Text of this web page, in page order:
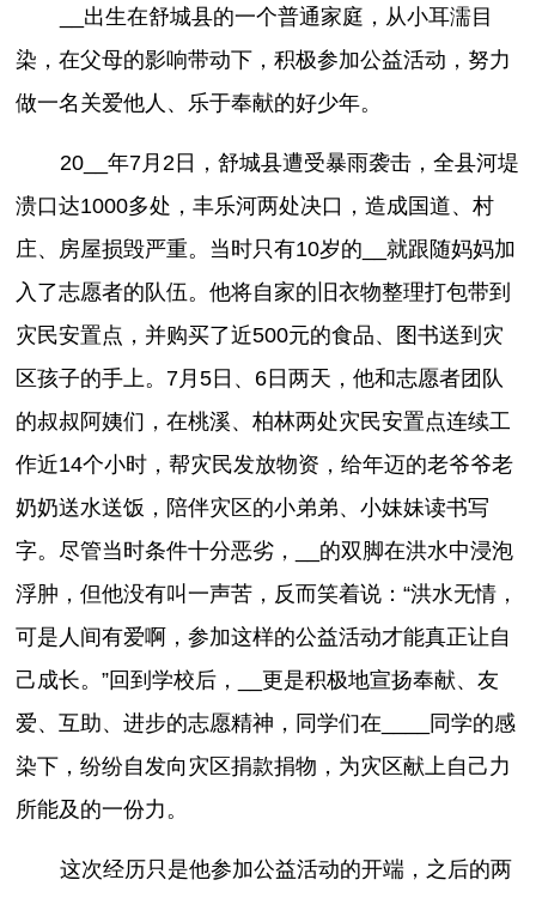
__出生在舒城县的一个普通家庭，从小耳濡目
染，在父母的影响带动下，积极参加公益活动，努力
做一名关爱他人、乐于奉献的好少年。
20__年7月2日，舒城县遭受暴雨袭击，全县河堤
溃口达1000多处，丰乐河两处决口，造成国道、村
庄、房屋损毁严重。当时只有10岁的__就跟随妈妈加
入了志愿者的队伍。他将自家的旧衣物整理打包带到
灾民安置点，并购买了近500元的食品、图书送到灾
区孩子的手上。7月5日、6日两天，他和志愿者团队
的叔叔阿姨们，在桃溪、柏林两处灾民安置点连续工
作近14个小时，帮灾民发放物资，给年迈的老爷爷老
奶奶送水送饭，陪伴灾区的小弟弟、小妹妹读书写
字。尽管当时条件十分恶劣，__的双脚在洪水中浸泡
浮肿，但他没有叫一声苦，反而笑着说：“洪水无情，
可是人间有爱啊，参加这样的公益活动才能真正让自
己成长。”回到学校后，__更是积极地宣扬奉献、友
爱、互助、进步的志愿精神，同学们在____同学的感
染下，纷纷自发向灾区捐款捐物，为灾区献上自己力
所能及的一份力。
这次经历只是他参加公益活动的开端，之后的两